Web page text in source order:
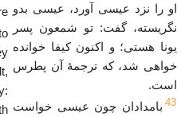
او را نزد عیسی آورد، عیسی بدو
نگریسته، گفت: تو شمعون پسر
یونا هستی؛ و اکنون کیفا خوانده
خواهی شد، که ترجمهٔ آن پطرس
است.
43 بامدادان چون عیسی خواست